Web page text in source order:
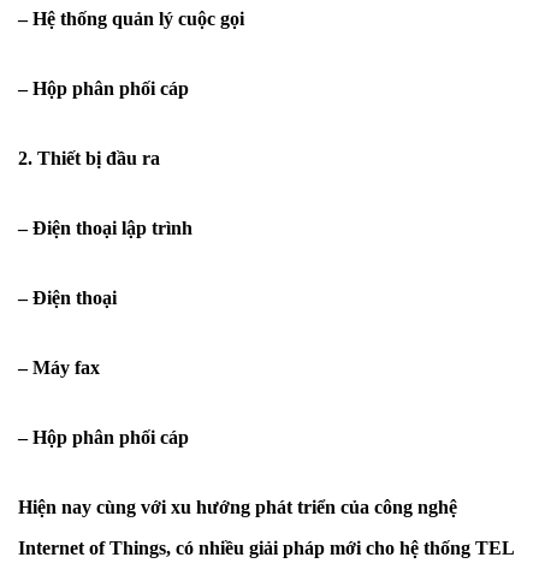
– Hệ thống quản lý cuộc gọi
– Hộp phân phối cáp
2. Thiết bị đầu ra
– Điện thoại lập trình
– Điện thoại
– Máy fax
– Hộp phân phối cáp
Hiện nay cùng với xu hướng phát triển của công nghệ
Internet of Things‎, có nhiều giải pháp mới cho hệ thống TEL